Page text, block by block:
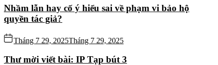
Nhầm lẫn hay cố ý hiểu sai về phạm vi bảo hộ
quyền tác giả?
Tháng 7 29, 2025Tháng 7 29, 2025
Thư mời viết bài: IP Tạp bút 3